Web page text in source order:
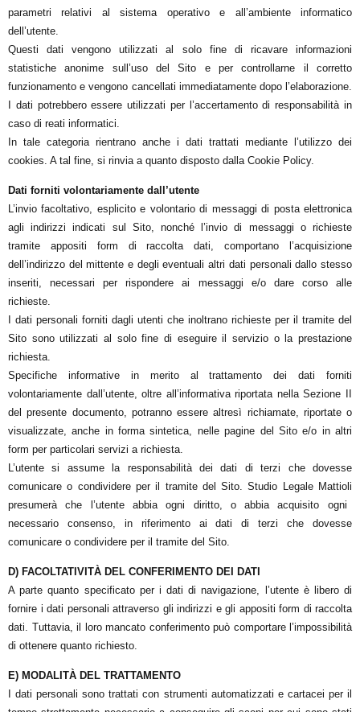
parametri relativi al sistema operativo e all’ambiente informatico
dell’utente.
Questi dati vengono utilizzati al solo fine di ricavare informazioni
statistiche anonime sull’uso del Sito e per controllarne il corretto
funzionamento e vengono cancellati immediatamente dopo l’elaborazione.
I dati potrebbero essere utilizzati per l’accertamento di responsabilità in
caso di reati informatici.
In tale categoria rientrano anche i dati trattati mediante l’utilizzo dei
cookies. A tal fine, si rinvia a quanto disposto dalla Cookie Policy.
Dati forniti volontariamente dall’utente
L’invio facoltativo, esplicito e volontario di messaggi di posta elettronica
agli indirizzi indicati sul Sito, nonché l’invio di messaggi o richieste
tramite appositi form di raccolta dati, comportano l’acquisizione
dell’indirizzo del mittente e degli eventuali altri dati personali dallo stesso
inseriti, necessari per rispondere ai messaggi e/o dare corso alle
richieste.
I dati personali forniti dagli utenti che inoltrano richieste per il tramite del
Sito sono utilizzati al solo fine di eseguire il servizio o la prestazione
richiesta.
Specifiche informative in merito al trattamento dei dati forniti
volontariamente dall’utente, oltre all’informativa riportata nella Sezione II
del presente documento, potranno essere altresì richiamate, riportate o
visualizzate, anche in forma sintetica, nelle pagine del Sito e/o in altri
form per particolari servizi a richiesta.
L’utente si assume la responsabilità dei dati di terzi che dovesse
comunicare o condividere per il tramite del Sito.Studio Legale Mattioli
presumerà che l’utente abbia ogni diritto, o abbia acquisito ogni
necessario consenso, in riferimento ai dati di terzi che dovesse
comunicare o condividere per il tramite del Sito.
D) FACOLTATIVITÀ DEL CONFERIMENTO DEI DATI
A parte quanto specificato per i dati di navigazione, l’utente è libero di
fornire i dati personali attraverso gli indirizzi e gli appositi form di raccolta
dati. Tuttavia, il loro mancato conferimento può comportare l’impossibilità
di ottenere quanto richiesto.
E) MODALITÀ DEL TRATTAMENTO
I dati personali sono trattati con strumenti automatizzati e cartacei per il